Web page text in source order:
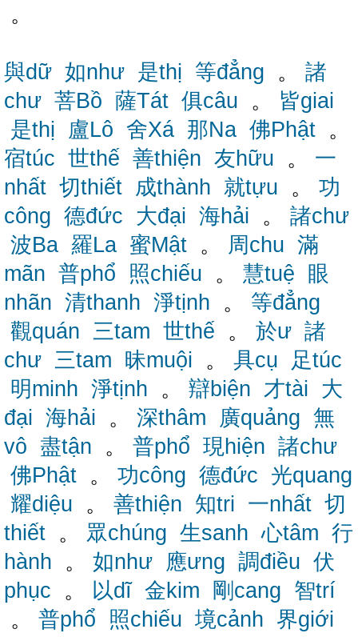
。
與dữ 如như 是thị 等đẳng 。 諸
chư 菩Bồ 薩Tát 俱câu 。 皆giai
是thị
盧Lô 舍Xá 那Na 佛Phật 。
宿túc 世thế 善thiện 友hữu 。 一
nhất 切thiết 成thành 就tựu 。 功
công 德đức 大đại 海hải 。 諸chư
波Ba 羅La 蜜Mật 。 周chu 滿
mãn 普phổ 照chiếu 。 慧tuệ
眼
nhãn 清thanh 淨tịnh 。 等đẳng
觀quán 三tam 世thế 。 於ư 諸
chư 三tam 昧muội 。 具cụ
足túc
明minh 淨tịnh 。 辯biện 才tài 大
đại 海hải 。 深thâm 廣quảng 無
vô 盡tận 。 普phổ 現hiện 諸chư
佛Phật 。 功công 德đức 光quang
耀diệu 。 善thiện 知tri 一nhất 切
thiết 。 眾chúng 生sanh 心tâm 行
hành 。 如như 應ưng 調điều 伏
phục 。 以dĩ 金kim 剛cang 智trí
。 普phổ 照chiếu 境cảnh 界giới